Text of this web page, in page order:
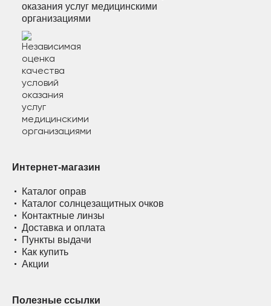
оказания услуг медицинскими
организациями
Интернет-магазин
Каталог оправ
Каталог солнцезащитных очков
Контактные линзы
Доставка и оплата
Пункты выдачи
Как купить
Акции
Полезные ссылки